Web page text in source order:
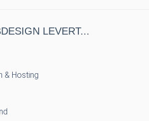
LEVERT...
& Hosting